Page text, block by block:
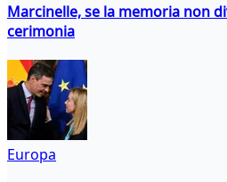
Marcinelle, se la memoria non
cerimonia
Europa